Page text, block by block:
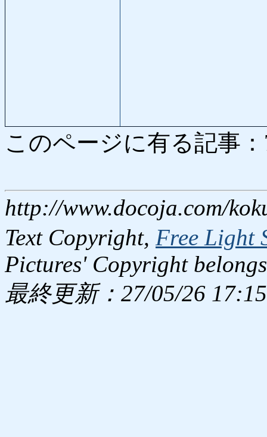
このページに有る記事
http://www.docoja.com/
Text Copyright, Free Light
Pictures' Copyright
最終更新：27/05/26 17:15